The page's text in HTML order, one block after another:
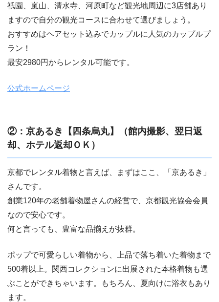
祇園、嵐山、清水寺、河原町など観光地周辺に3店舗あり
ますので自分の観光コースに合わせて選びましょう。
おすすめはヘアセット込みでカップルに人気のカップルプ
ラン！
最安2980円からレンタル可能です。
公式ホームページ
②：京あるき【四条烏丸】（館内撮影、翌日返
却、ホテル返却ＯＫ）
京都でレンタル着物と言えば、まずはここ、「京あるき」
さんです。
創業120年の老舗着物屋さんの経営で、京都観光協会会員
なので安心です。
何と言っても、豊富な品揃えが抜群。
ポップで可愛らしい着物から、上品で落ち着いた着物まで
500着以上。関西コレクションに出展された本格着物も選
ぶことができちゃいます。もちろん、夏向けに浴衣もあり
ます。